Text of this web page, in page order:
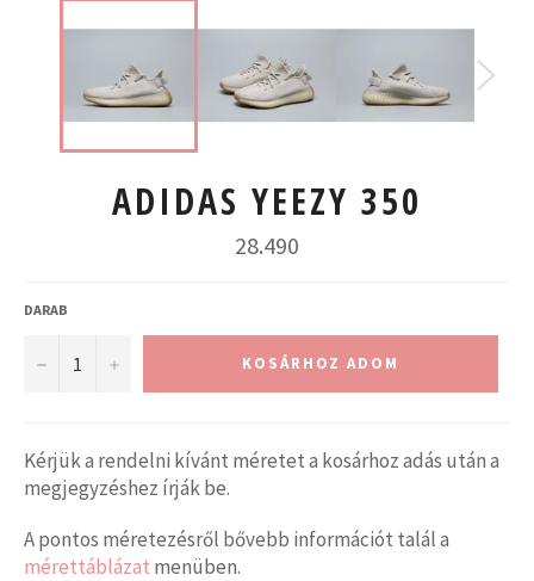
ADIDAS YEEZY 350
Normál
ár
28.490
DARAB
− + KOSÁRHOZ ADOM
Kérjük a rendelni kívánt méretet a kosárhoz adás után a
megjegyzéshez írják be.
A pontos méretezésről bővebb információt talál a
mérettáblázat menüben.